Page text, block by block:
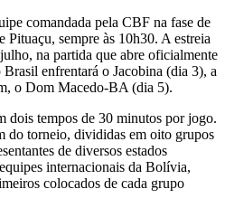
comandada pela CBF na fase de
Pituaçu, sempre às 10h30. A estreia
na partida que abre oficialmente
enfrentará o Jacobina (dia 3), a
o Dom Macedo-BA (dia 5).
dois tempos de 30 minutos por jogo.
do torneio, divididas em oito grupos
de diversos estados
internacionais da Bolívia,
colocados de cada grupo